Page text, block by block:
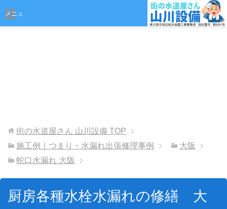
メニュ
街の水道屋さん 山川設備 TOP
施工例｜つまり・水漏れ出張修理事例
大阪
蛇口水漏れ 大阪
厨房各種水栓水漏れの修繕 大